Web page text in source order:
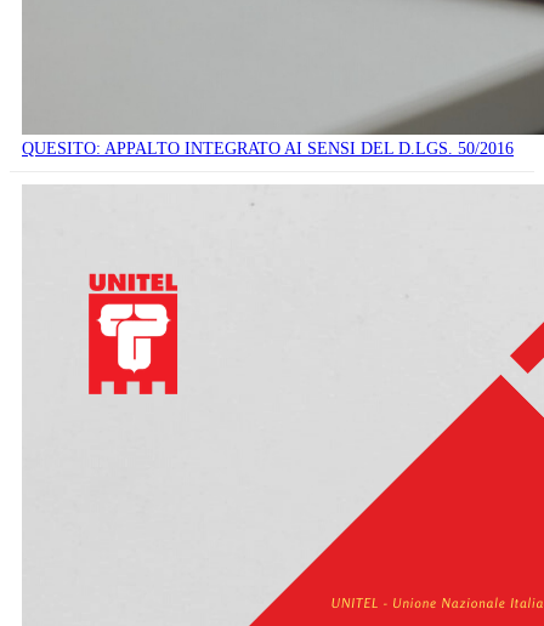
QUESITO: APPALTO INTEGRATO AI SENSI DEL D.LGS. 50/2016